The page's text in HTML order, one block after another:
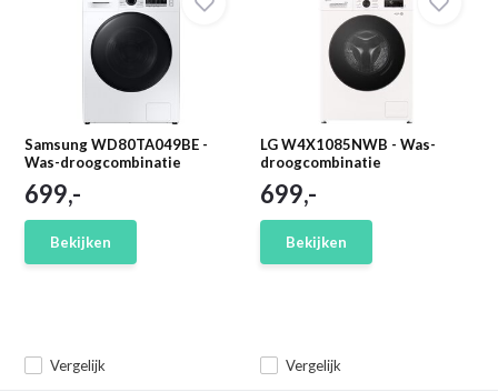
Samsung WD80TA049BE -
Was-droogcombinatie
Vergelijk
699,-
Bekijken
LG W4X1085NWB - Was-
droogcombinatie
Vergelijk
699,-
Bekijken